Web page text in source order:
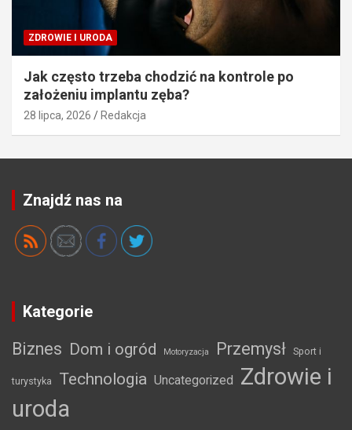
ZDROWIE I URODA
Jak często trzeba chodzić na kontrole po
założeniu implantu zęba?
28 lipca, 2026 Redakcja
Znajdź nas na
Kategorie
Biznes Dom i ogród Motoryzacja Przemysł Sport i
turystyka Technologia Uncategorized
Zdrowie i
uroda